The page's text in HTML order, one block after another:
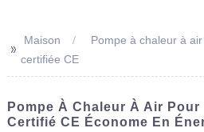
>> Maison
Pompe à chaleur à
certifiée CE
Pompe À Chaleur À Air
Certifié CE Économe En